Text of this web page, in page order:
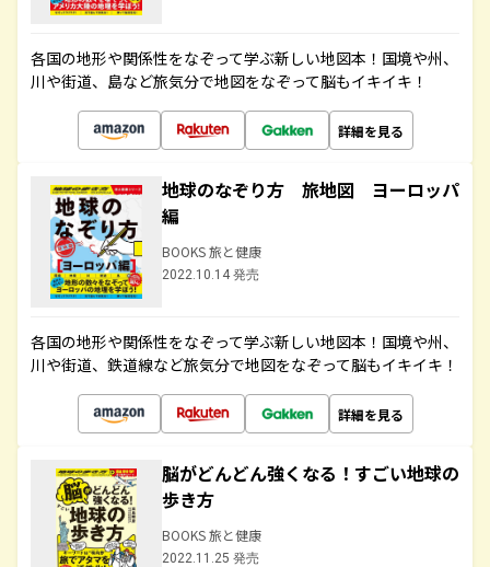
各国の地形や関係性をなぞって学ぶ新しい地図本！国境や州、
川や街道、島など旅気分で地図をなぞって脳もイキイキ！
詳細を見る
地球のなぞり方 旅地図 ヨーロッパ
編
BOOKS 旅と健康
2022.10.14 発売
各国の地形や関係性をなぞって学ぶ新しい地図本！国境や州、
川や街道、鉄道線など旅気分で地図をなぞって脳もイキイキ！
詳細を見る
脳がどんどん強くなる！すごい地球の
歩き方
BOOKS 旅と健康
2022.11.25 発売